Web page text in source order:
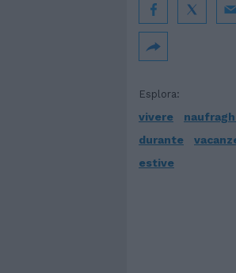
Esplora:
vivere
durante
estive